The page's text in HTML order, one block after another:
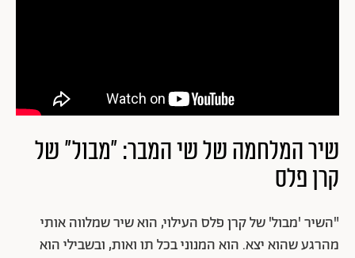
שיר המלחמה של שי המבר: "מבול" של
קרן פלס
"השיר 'מבול' של קרן פלס העילוי, הוא שיר שמלווה אותי
מהרגע שהוא יצא. הוא המנוני בכל תו ואות, ובשבילי הוא